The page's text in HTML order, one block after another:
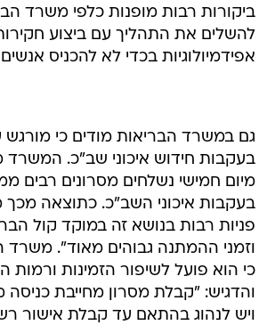
ביקורות רבות מופנות כלפי משרד
להשלים את התהליך עם ביצוע
אפידמיולוגיות בכדי לא להכניס
גם במשרד הבריאות מודים כי מורגש
בעקבות חידוש איכוני שב"כ.
מיום חמישי נשלחים מסרונים רבים
בעקבות איכוני השב"כ. כתוצאה
וזמני ההמתנה גבוהים מאוד". משרד
כי הוא פועל לשיפור הזמינות ורמות
והדגיש: "קבלת מסרון מחייבת כניסה
ויש לנהוג בהתאם עד קבלת אישור